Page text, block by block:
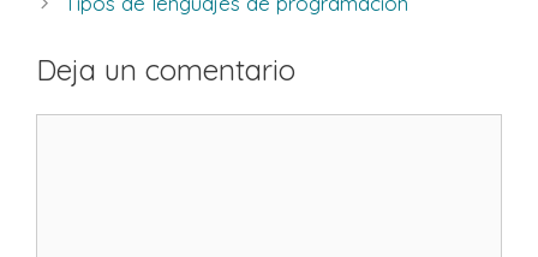
Deja un comentario